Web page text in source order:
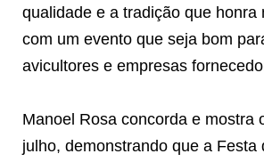
qualidade e a tradição que honra
com um evento que seja bom
avicultores e empresas
Manoel Rosa concorda e mostra
julho, demonstrando que a Festa